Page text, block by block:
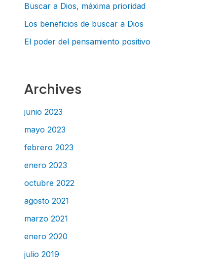
Buscar a Dios, máxima prioridad
Los beneficios de buscar a Dios
El poder del pensamiento positivo
Archives
junio 2023
mayo 2023
febrero 2023
enero 2023
octubre 2022
agosto 2021
marzo 2021
enero 2020
julio 2019